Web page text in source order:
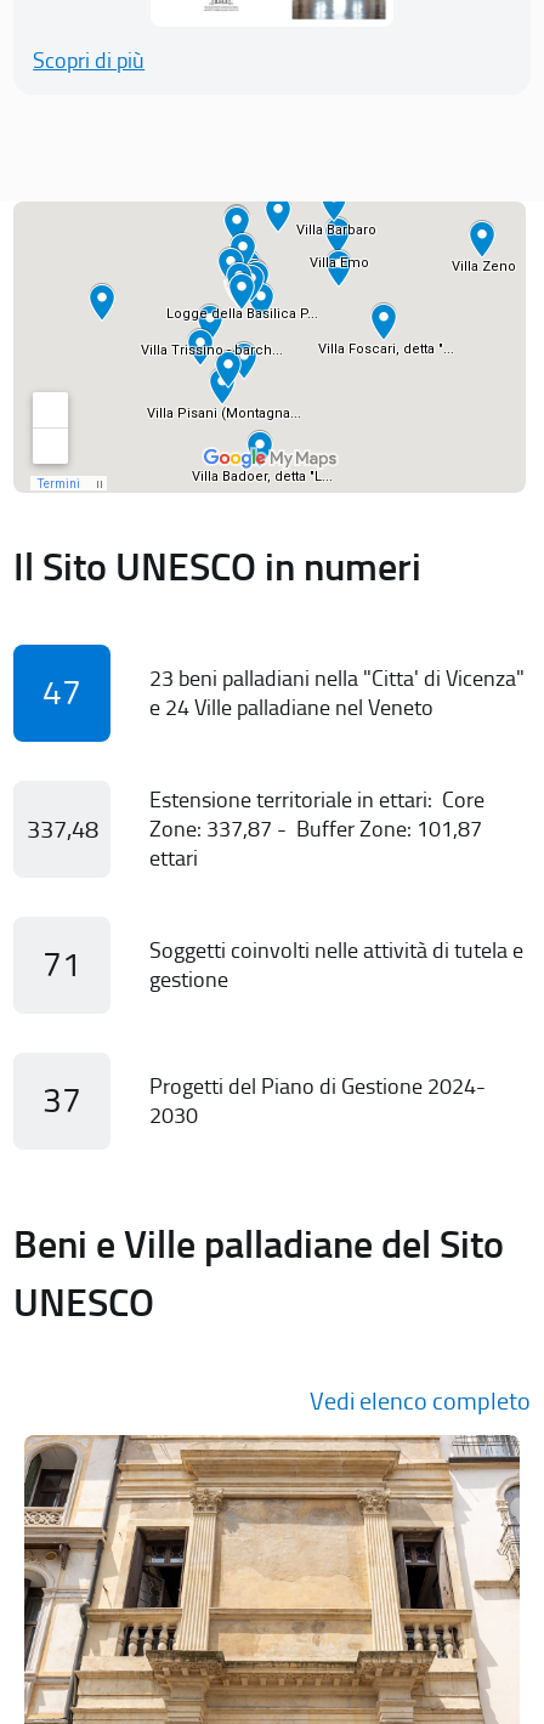
Scopri di più
Il Sito UNESCO in numeri
47
23 beni palladiani nella "Citta' di Vicenza"
e 24 Ville palladiane nel Veneto
337,48
Estensione territoriale in ettari: Core
Zone: 337,87 - Buffer Zone: 101,87
ettari
71
Soggetti coinvolti nelle attività di tutela e
gestione
37
Progetti del Piano di Gestione 2024-
2030
Beni e Ville palladiane del Sito
UNESCO
Vedi elenco completo